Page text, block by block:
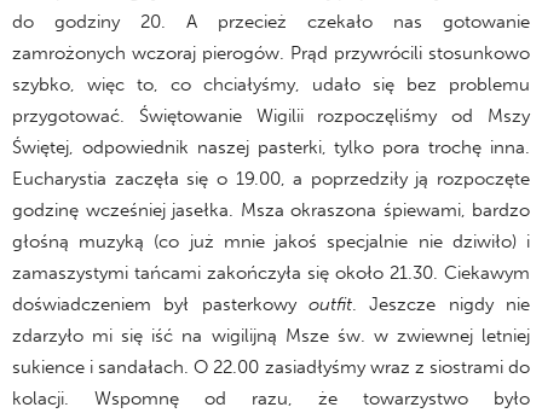
do godziny 20. A przecież czekało nas gotowanie
zamrożonych wczoraj pierogów. Prąd przywrócili stosunkowo
szybko, więc to, co chciałyśmy, udało się bez problemu
przygotować. Świętowanie Wigilii rozpoczęliśmy od Mszy
Świętej, odpowiednik naszej pasterki, tylko pora trochę inna.
Eucharystia zaczęła się o 19.00, a poprzedziły ją rozpoczęte
godzinę wcześniej jasełka. Msza okraszona śpiewami, bardzo
głośną muzyką (co już mnie jakoś specjalnie nie dziwiło) i
zamaszystymi tańcami zakończyła się około 21.30. Ciekawym
doświadczeniem był pasterkowy outfit. Jeszcze nigdy nie
zdarzyło mi się iść na wigilijną Msze św. w zwiewnej letniej
sukience i sandałach. O 22.00 zasiadłyśmy wraz z siostrami do
kolacji. Wspomnę od razu, że towarzystwo było